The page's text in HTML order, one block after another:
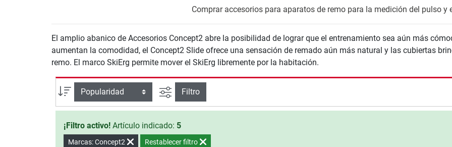
Comprar accesorios para aparatos de remo para la medición del pulso y
El amplio abanico de Accesorios Concept2 abre la posibilidad de lograr que el entrenamiento sea aún más
aumentan la comodidad, el Concept2 Slide ofrece una sensación de remado aún más natural y las cubiertas
remo. El marco SkiErg permite mover el SkiErg libremente por la habitación.
Ordenar por Busqueda avanzada
Filtro
¡Filtro activo! Artículo indicado: 5
Marcas: Concept2 Restablecer filtro